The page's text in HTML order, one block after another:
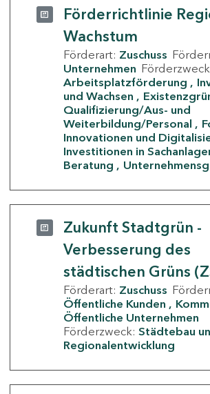
Förderrichtlinie
Wachstum
Förderart: Zuschuss
Unternehmen
Arbeitsplatzförderung
und Wachsen
Qualifizierung/Aus- und
Weiterbildung/Personal
Innovationen und
Investitionen in
Beratung
Zukunft Stadtgrün -
Verbesserung des
städtischen Grüns
Förderart: Zuschuss
Öffentliche Kunden
Öffentliche Unternehmen
Förderzweck: Städtebau
Regionalentwicklung